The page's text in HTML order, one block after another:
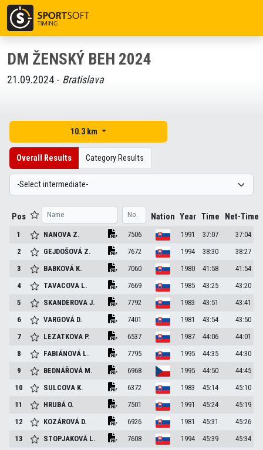
DM ŽENSKÝ BEH 2024
21.09.2024 - Bratislava
10.3 km
Overall Results Category Results
Pos Nation Year Time Net-Time
1 NANOVA Z. 7506 1991 37:07
37:04
2
GEJDOŠOVÁ Z. 7672 1994 38:30
38:27
3
BABKOVÁ K. 7060 1980 41:58
41:54
4
TAVACOVA L. 7669 1985 43:25
43:20
5
SKANDEROVAJ. 7792 1983 43:51
43:41
6
VARGOVÁ D. 7401 1981 43:54
43:50
7
LEZATKOVA P. 6537 1987 44:06
44:01
8
FABIÁNOVÁ L. 7795 1995 44:35
44:30
9
BEDNÁŘOVÁ M. 6968 1995 44:50
44:45
10
SULCOVA K. 6372 1983 45:14
45:10
11
HRUBÁ O. 7501 1991 45:24
45:19
12
KOZÁROVÁ D. 6926 1981 45:31
45:26
13
STOPJAKOVÁ L. 7608 1994 45:39
45:34